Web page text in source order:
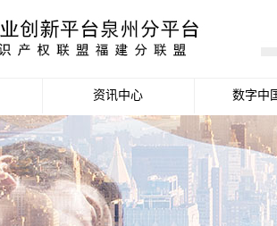
资讯中心
产业资讯
政策信息
数字中